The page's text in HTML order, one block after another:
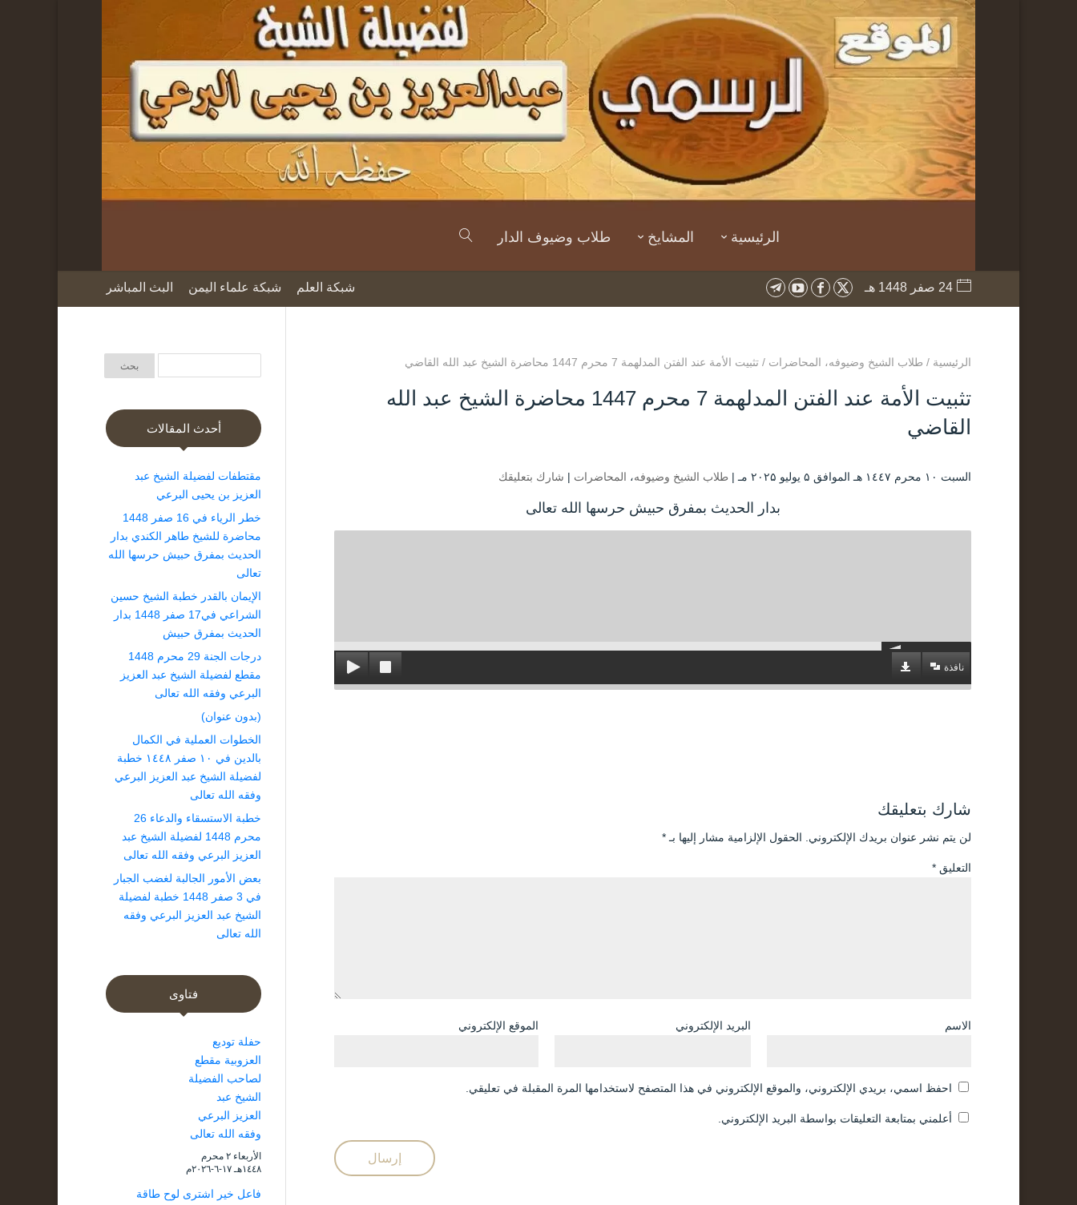
الرئيسية المشايخ طلاب وضيوف الدار
24 صفر 1448 هـ شبكة العلم شبكة علماء اليمن البث المباشر
الرئيسية / طلاب الشيخ وضيوفه، المحاضرات / تثبيت الأمة عند الفتن المدلهمة 7 محرم 1447 محاضرة الشيخ عبد الله القاضي
تثبيت الأمة عند الفتن المدلهمة 7 محرم 1447 محاضرة الشيخ عبد الله
القاضي
السبت ۱۰ محرم ۱٤٤۷ هـ الموافق ۵ يوليو ۲۰۲۵ مـ | طلاب الشيخ وضيوفه، المحاضرات | شارك بتعليقك
بدار الحديث بمفرق حبيش حرسها الله تعالى
نافذة
شارك بتعليقك
لن يتم نشر عنوان بريدك الإلكتروني. الحقول الإلزامية مشار إليها بـ *
التعليق *
الاسم البريد الإلكتروني الموقع الإلكتروني
احفظ اسمي، بريدي الإلكتروني، والموقع الإلكتروني في هذا المتصفح لاستخدامها المرة المقبلة في تعليقي.
أعلمني بمتابعة التعليقات بواسطة البريد الإلكتروني.
أحدث المقالات
مقتطفات لفضيلة الشيخ عبد
العزيز بن يحيى البرعي
خطر الرياء في 16 صفر 1448
محاضرة للشيخ طاهر الكندي بدار
الحديث بمفرق حبيش حرسها الله
تعالى
الإيمان بالقدر خطبة الشيخ حسين
الشراعي في17 صفر 1448 بدار
الحديث بمفرق حبيش
درجات الجنة 29 محرم 1448
مقطع لفضيلة الشيخ عبد العزيز
البرعي وفقه الله تعالى
(بدون عنوان)
الخطوات العملية في الكمال
بالدين في ١٠ صفر ١٤٤٨ خطبة
لفضيلة الشيخ عبد العزيز البرعي
وفقه الله تعالى
خطبة الاستسقاء والدعاء 26
محرم 1448 لفضيلة الشيخ عبد
العزيز البرعي وفقه الله تعالى
بعض الأمور الجالبة لغضب الجبار
في 3 صفر 1448 خطبة لفضيلة
الشيخ عبد العزيز البرعي وفقه
الله تعالى
فتاوى
حفلة توديع
العزوبية مقطع
لصاحب الفضيلة
الشيخ عبد
العزيز البرعي
وفقه الله تعالى
الأربعاء ۲ محرم
۱٤٤۸هـ ۱۷-٦-۲۰۲٦م
فاعل خير اشترى لوح طاقة